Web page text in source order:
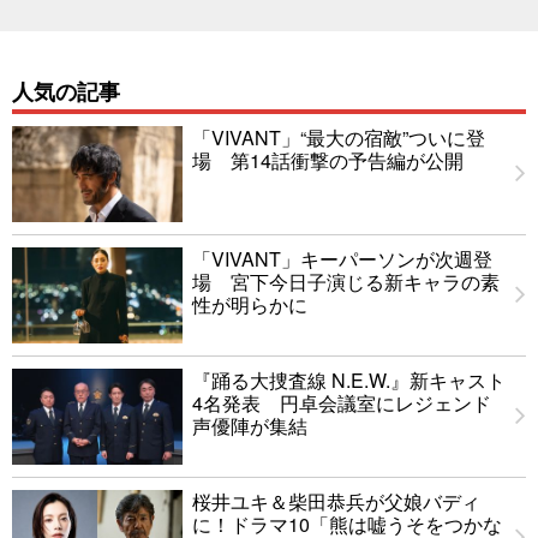
人気の記事
「VIVANT」“最大の宿敵”ついに登
場 第14話衝撃の予告編が公開
「VIVANT」キーパーソンが次週登
場 宮下今日子演じる新キャラの素
性が明らかに
『踊る大捜査線 N.E.W.』新キャスト
4名発表 円卓会議室にレジェンド
声優陣が集結
桜井ユキ＆柴田恭兵が父娘バディ
に！ドラマ10「熊は嘘うそをつかな